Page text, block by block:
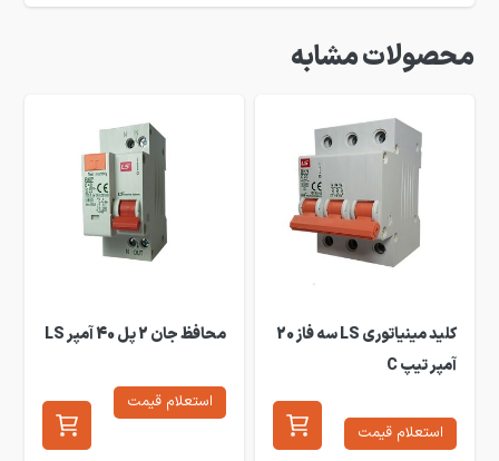
محصولات مشابه
کلید مینیاتوری LS سه فاز 20
آمپر تیپ C
استعلام قیمت
محافظ جان 2 پل 40 آمپر LS
استعلام قیمت